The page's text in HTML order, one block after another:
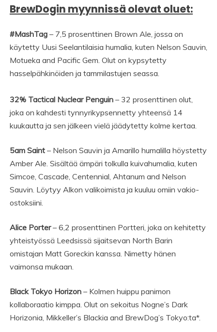
BrewDogin myynnissä olevat oluet:
#MashTag – 7,5 prosenttinen Brown Ale, jossa on
käytetty Uusi Seelantilaisia humalia, kuten Nelson Sauvin,
Motueka and Pacific Gem. Olut on kypsytetty
hasselpähkinöiden ja tammilastujen seassa.
32% Tactical Nuclear Penguin – 32 prosenttinen olut,
joka on kahdesti tynnyrikypsennetty yhteensä 14
kuukautta ja sen jälkeen vielä jäädytetty kolme kertaa.
5am Saint – Nelson Sauvin ja Amarillo humalilla höystetty
Amber Ale. Sisältää ämpäri tolkulla kuivahumalia, kuten
Simcoe, Cascade, Centennial, Ahtanum and Nelson
Sauvin. Löytyy Alkon valikoimista ja kuuluu omiin vakio-
ostoksiini.
Alice Porter– 6,2 prosenttinen Portteri, joka on kehitetty
yhteistyössä Leedsissä sijaitsevan North Barin
omistajan Matt Goreckin kanssa. Nimetty hänen
vaimonsa mukaan.
Black Tokyo Horizon – Kolmen huippu panimon
kollaboraatio kimppa. Olut on sekoitus Nogne’s Dark
Horizonia, Mikkeller’s Blackia and BrewDog’s Tokyo:ta*.